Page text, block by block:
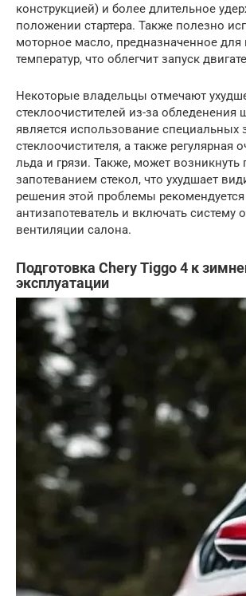
конструкцией) и более длительное
положении стартера. Также полезно
моторное масло, предназначенное для
температур, что облегчит запуск
Некоторые владельцы отмечают
стеклоочистителей из-за
является использование специальных
стеклоочистителя, а также регулярная
льда и грязи. Также, может возникнуть
запотеванием стекол, что ухудшает
решения этой проблемы
антизапотеватель и включать систему
вентиляции салона.
Подготовка Chery Tiggo 4 к
эксплуатации